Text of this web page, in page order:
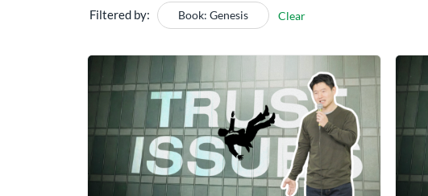
Filtered by: Book: Genesis Clear